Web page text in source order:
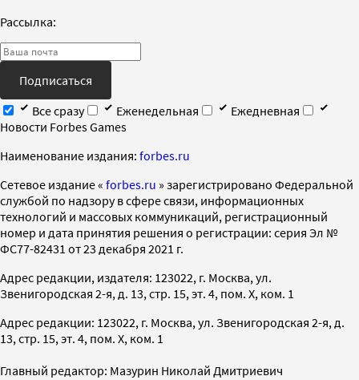
Рассылка:
Подписаться
Все сразу
Еженедельная
Ежедневная
Новости Forbes Games
Наименование издания: forbes.ru
Cетевое издание « forbes.ru » зарегистрировано Федеральной
службой по надзору в сфере связи, информационных
технологий и массовых коммуникаций, регистрационный
номер и дата принятия решения о регистрации: серия Эл №
ФС77-82431 от 23 декабря 2021 г.
Адрес редакции, издателя: 123022, г. Москва, ул.
Звенигородская 2-я, д. 13, стр. 15, эт. 4, пом. X, ком. 1
Адрес редакции: 123022, г. Москва, ул. Звенигородская 2-я, д.
13, стр. 15, эт. 4, пом. X, ком. 1
Главный редактор: Мазурин Николай Дмитриевич